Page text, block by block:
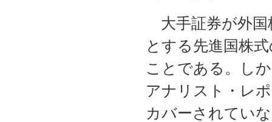
大手証券が外国
とする先進国株
ことである。し
アナリスト・レ
カバーされてい